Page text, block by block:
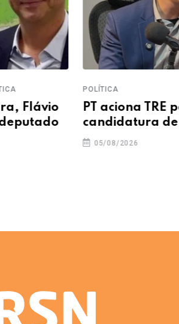
PT aciona TRE para
candidatura de Deltan
05/08/2026